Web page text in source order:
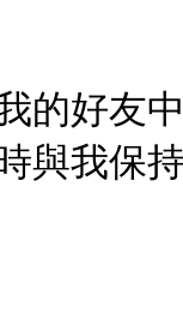
的好友
與我保